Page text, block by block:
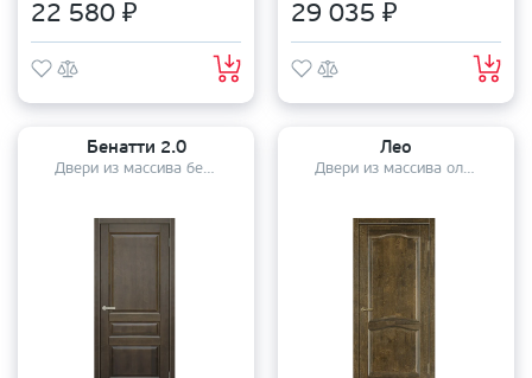
22 580 ₽ 29 035 ₽
Бенатти 2.0
Двери из массива березы
Лео
Двери из массива ольхи